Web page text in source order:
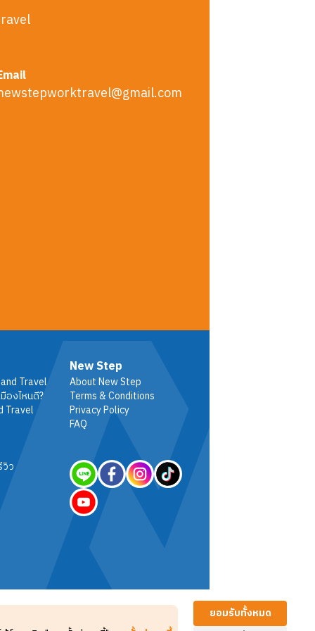
ยอมรับทั้งหมด
Travel
องไหนดี?
Travel
ว
New Step
About New Step
Terms & Conditions
Privacy Policy
FAQ